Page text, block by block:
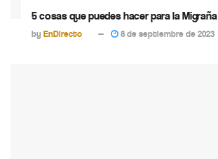
5 cosas que puedes hacer para la Migraña
by EnDirecto 8 de septiembre de 2023